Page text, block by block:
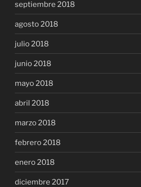
septiembre 2018
agosto 2018
julio 2018
junio 2018
mayo 2018
abril 2018
marzo 2018
febrero 2018
enero 2018
diciembre 2017